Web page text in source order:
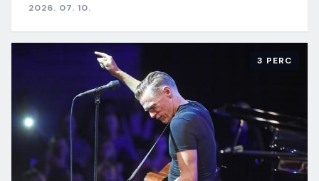
2026. 07. 10.
3 PERC